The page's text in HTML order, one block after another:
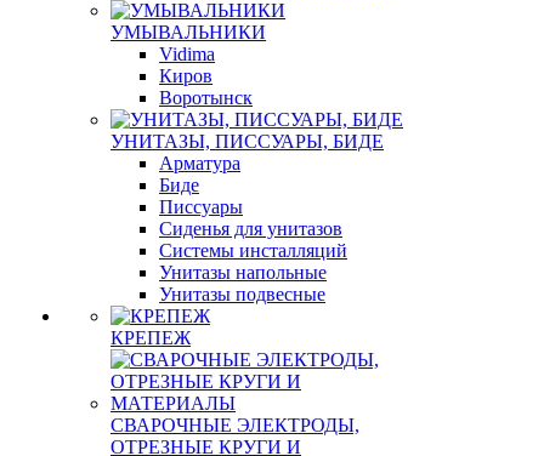
УМЫВАЛЬНИКИ
Vidima
Киров
Воротынск
УНИТАЗЫ, ПИССУАРЫ, БИДЕ
Арматура
Биде
Писсуары
Сиденья для унитазов
Системы инсталляций
Унитазы напольные
Унитазы подвесные
КРЕПЕЖ
СВАРОЧНЫЕ ЭЛЕКТРОДЫ,
ОТРЕЗНЫЕ КРУГИ И